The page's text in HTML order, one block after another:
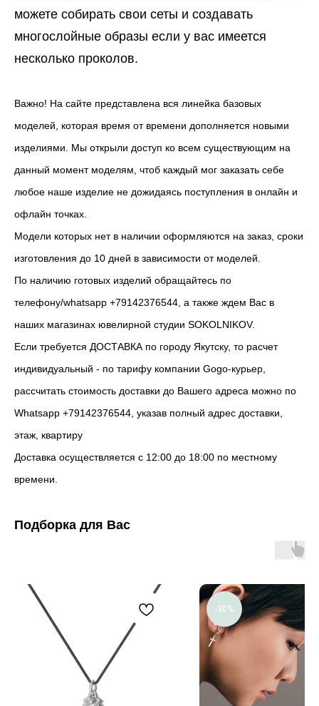
можете собирать свои сеты и создавать
многослойные образы если у вас имеется
несколько проколов.
Важно! На сайте представлена вся линейка базовых
моделей, которая время от времени дополняется новыми
изделиями. Мы открыли доступ ко всем существующим на
данный момент моделям, чтоб каждый мог заказать себе
любое наше изделие не дожидаясь поступления в онлайн и
офлайн точках.
Модели которых нет в наличии оформляются на заказ, сроки
изготовления до 10 дней в зависимости от моделей.
По наличию готовых изделий обращайтесь по
телефону/whatsapp +79142376544, а также ждем Вас в
наших магазинах ювелирной студии SOKOLNIKOV.
Если требуется ДОСТАВКА по городу Якутску, то расчет
индивидуальный - по тарифу компании Gogo-курьер,
рассчитать стоимость доставки до Вашего адреса можно по
Whatsapp +79142376544, указав полный адрес доставки,
этаж, квартиру
Доставка осуществляется с 12:00 до 18:00 по местному
времени.
Подборка для Вас
-30%